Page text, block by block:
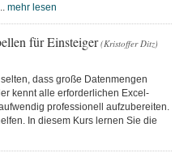
mehr lesen
für Einsteiger (Kristoffer Ditz)
dass große Datenmengen
kennt alle erforderlichen Excel-
professionell aufzubereiten.
In diesem Kurs lernen Sie die